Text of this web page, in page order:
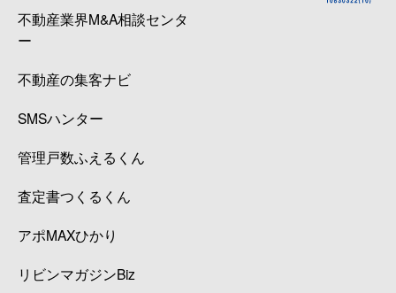
不動産業界M&A相談センタ
ー
不動産の集客ナビ
SMSハンター
管理戸数ふえるくん
査定書つくるくん
アポMAXひかり
リビンマガジンBiz